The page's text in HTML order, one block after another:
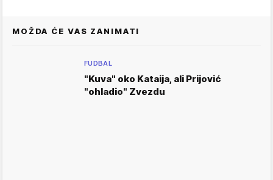
MOŽDA ĆE VAS ZANIMATI
FUDBAL
"Kuva" oko Kataija, ali Prijović
"ohladio" Zvezdu